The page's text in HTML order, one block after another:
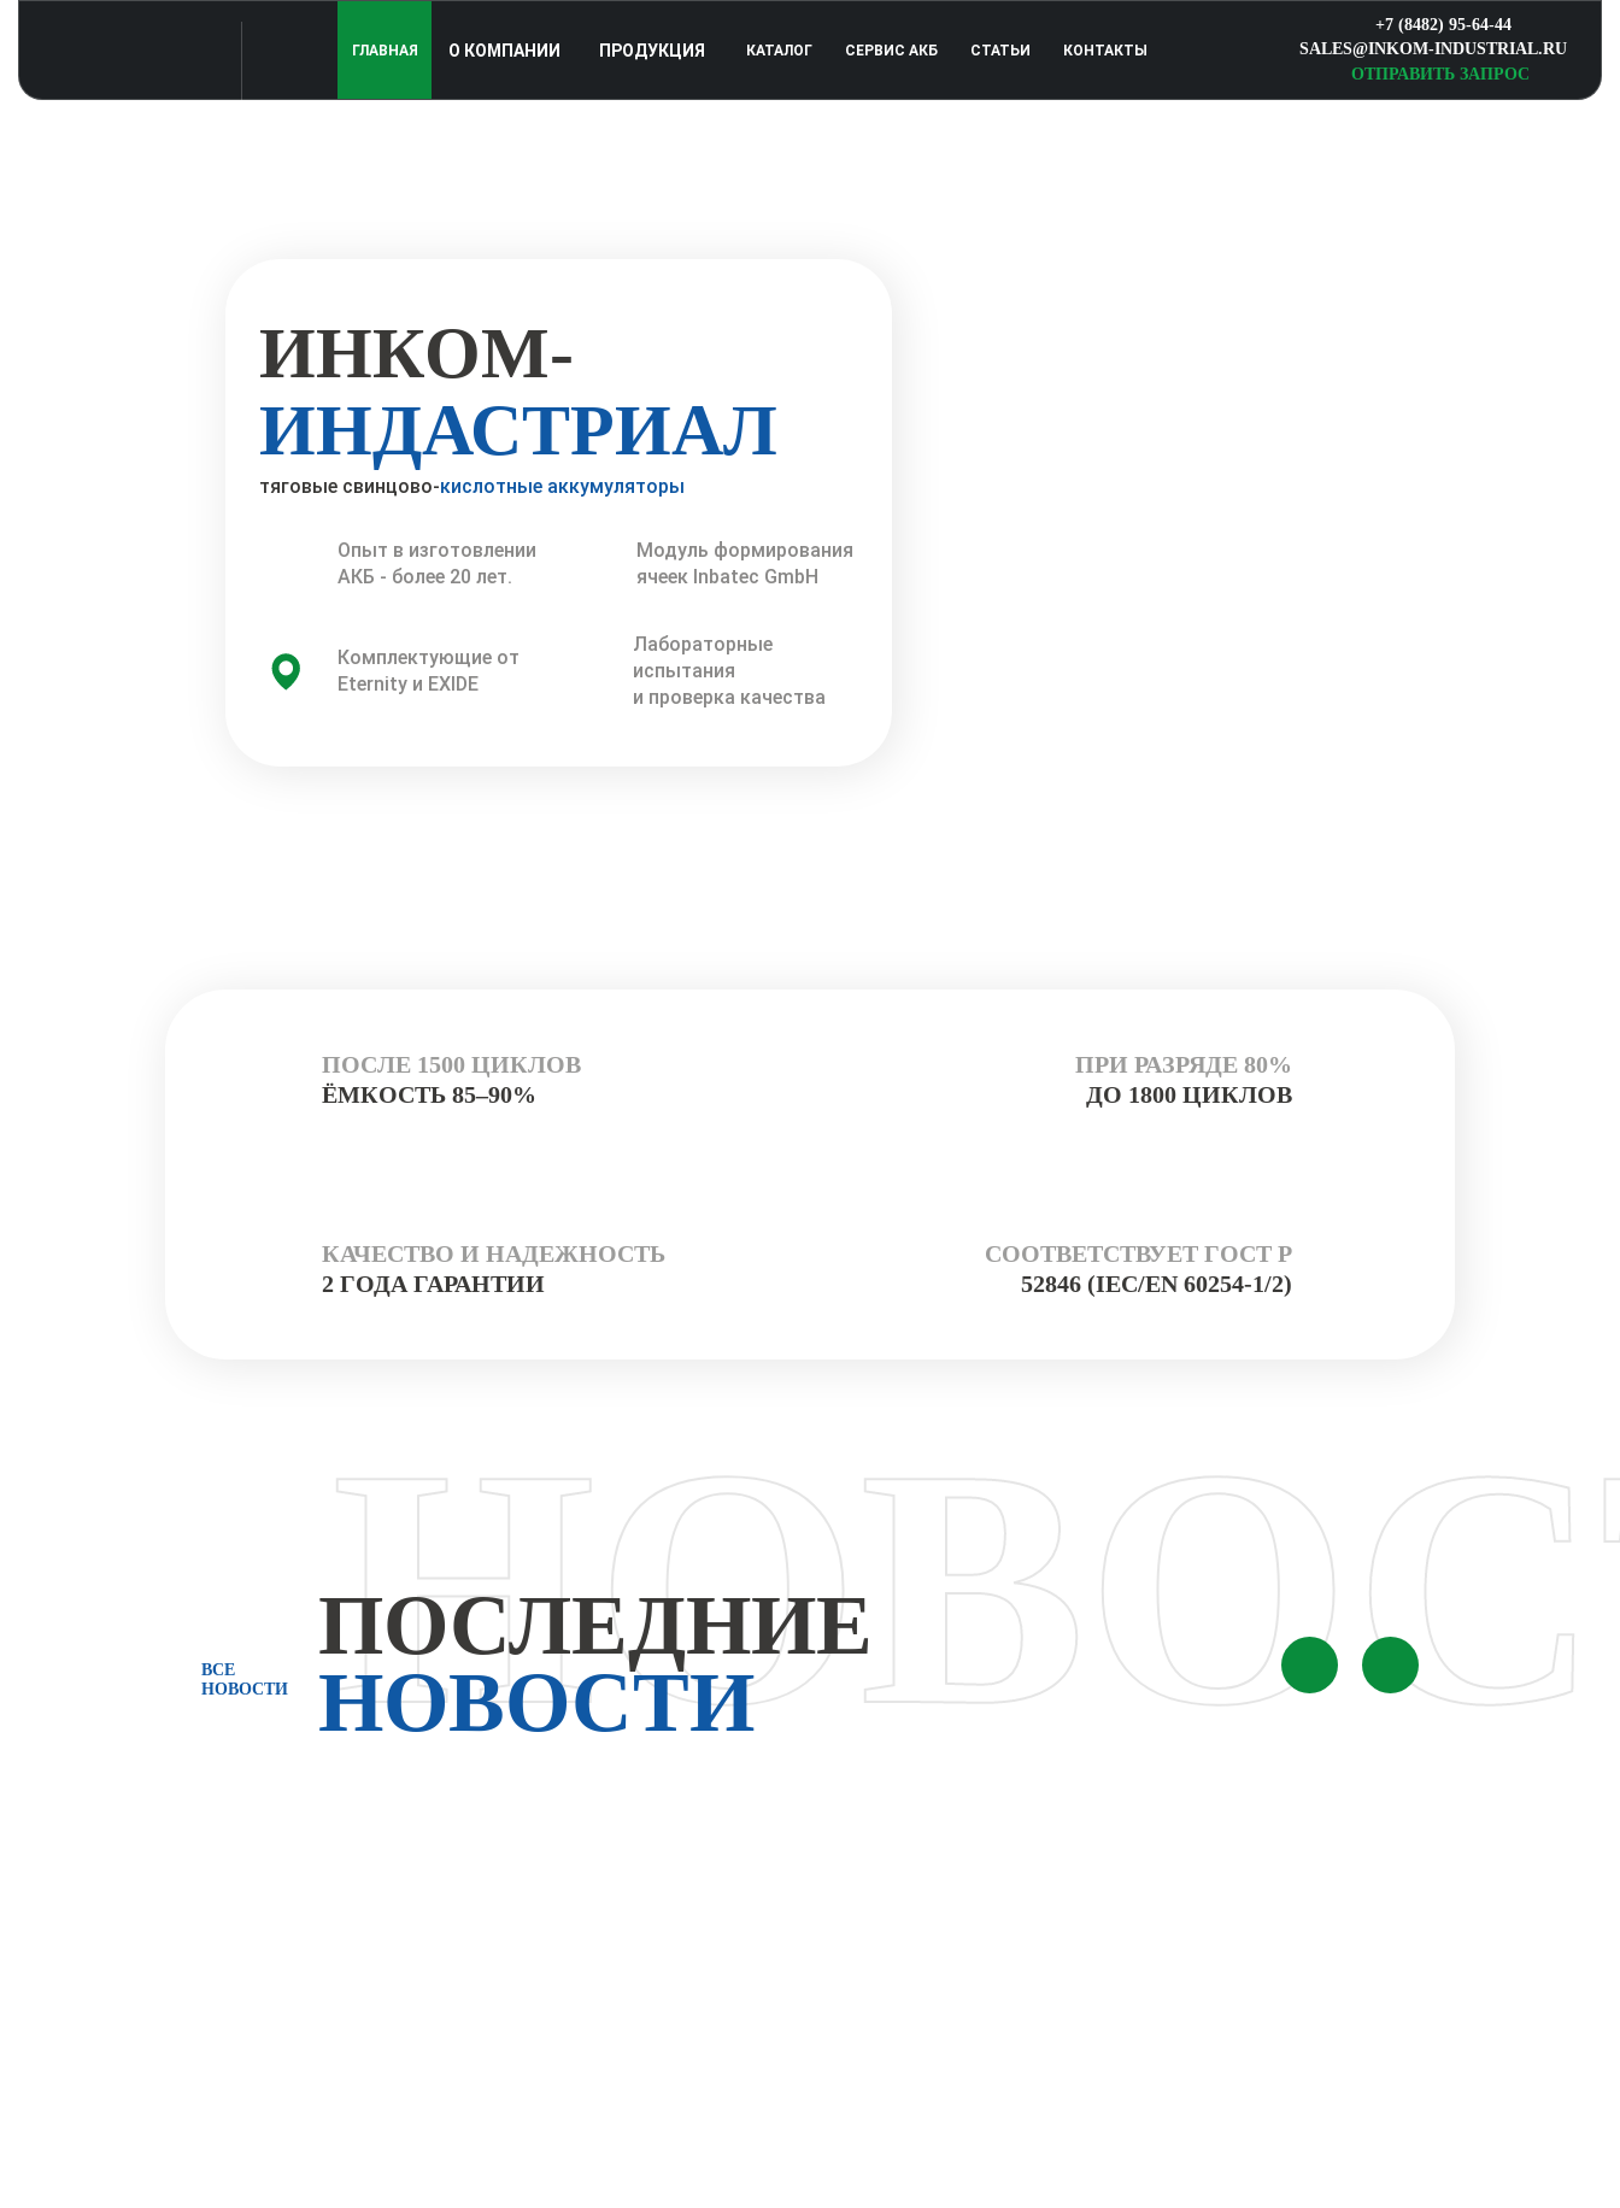
ГЛАВНАЯ О КОМПАНИИ ПРОДУКЦИЯ КАТАЛОГ СЕРВИС АКБ СТАТЬИ КОНТАКТЫ
+7 (8482) 95-64-44
SALES@INKOM-INDUSTRIAL.RU
ОТПРАВИТЬ ЗАПРОС
ИНКОМ-
ИНДАСТРИАЛ
тяговые свинцово-кислотные аккумуляторы
Опыт в изготовлении
АКБ - более 20 лет.
Модуль формирования
ячеек Inbatec GmbH
Комплектующие от
Eternity и EXIDE
Лабораторные
испытания
и проверка качества
ПОСЛЕ 1500 ЦИКЛОВ
ЁМКОСТЬ 85–90%
ПРИ РАЗРЯДЕ 80%
ДО 1800 ЦИКЛОВ
КАЧЕСТВО И НАДЕЖНОСТЬ
2 ГОДА ГАРАНТИИ
СООТВЕТСТВУЕТ ГОСТ Р
52846 (IEC/EN 60254-1/2)
ВСЕ
НОВОСТИ
ПОСЛЕДНИЕ
НОВОСТИ